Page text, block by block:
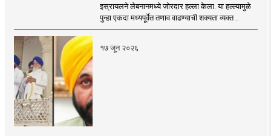
इराण-अमेरिकेत आरोप-
प्रत्यारोप
इस्रायलने लेबनानमध्ये जोरदार हल्ला केला. या हल्ल्यामुळे
पुन्हा एकदा मध्यपूर्वेत तणाव वाढण्याची शक्यता व्यक्त ..
१७ जून २०२६